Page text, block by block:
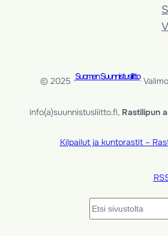
© 2025 ·Suomen Suunnistusliitto·
info(a)suunnistusliitto.fi, Rastilipun
Kilpailut ja kuntorastit –
Etsi